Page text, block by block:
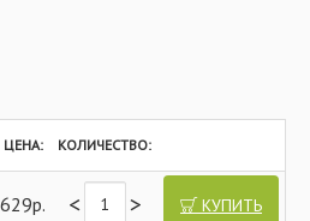
ЦЕНА: КОЛИЧЕСТВО:
629р. < > КУПИТЬ